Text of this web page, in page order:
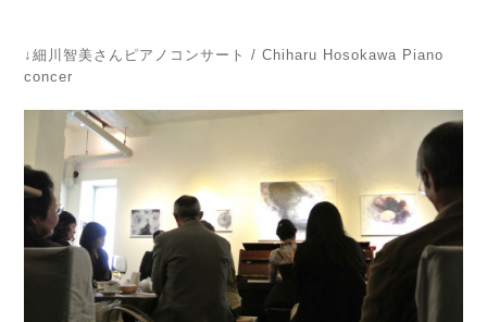
↓細川智美さんピアノコンサート / Chiharu Hosokawa Piano
concer